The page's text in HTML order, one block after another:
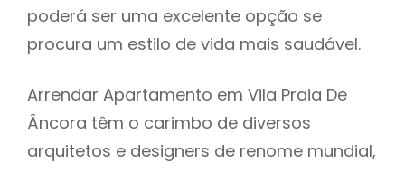
poderá ser uma excelente opção se
procura um estilo de vida mais saudável.
Arrendar Apartamento em Vila Praia De
Âncora têm o carimbo de diversos
arquitetos e designers de renome mundial,